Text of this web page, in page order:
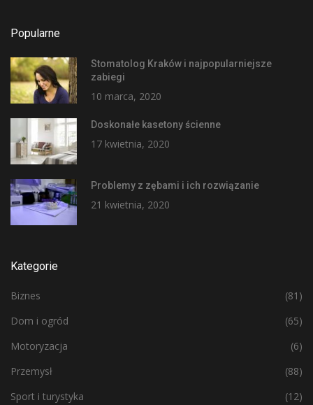
Popularne
Stomatolog Kraków i najpopularniejsze
zabiegi
10 marca, 2020
Doskonałe kasetony ścienne
17 kwietnia, 2020
Problemy z zębami i ich rozwiązanie
21 kwietnia, 2020
Kategorie
Biznes
(81)
Dom i ogród
(65)
Motoryzacja
(6)
Przemysł
(88)
Sport i turystyka
(12)